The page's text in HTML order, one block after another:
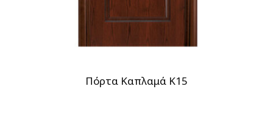
Πόρτα Καπλαμά Κ15